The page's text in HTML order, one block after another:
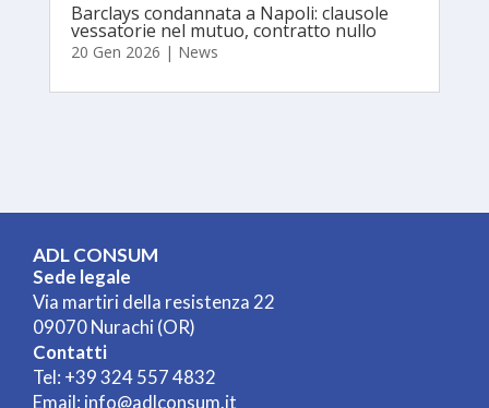
Barclays condannata a Napoli: clausole
vessatorie nel mutuo, contratto nullo
20 Gen 2026 | News
ADL CONSUM
Sede legale
Via martiri della resistenza 22
09070 Nurachi (OR)
Contatti
Tel: +39 324 557 4832
Email: info@adlconsum.it